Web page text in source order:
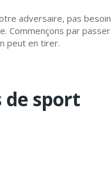
adversaire, pas
par
peut en tirer.
de sport